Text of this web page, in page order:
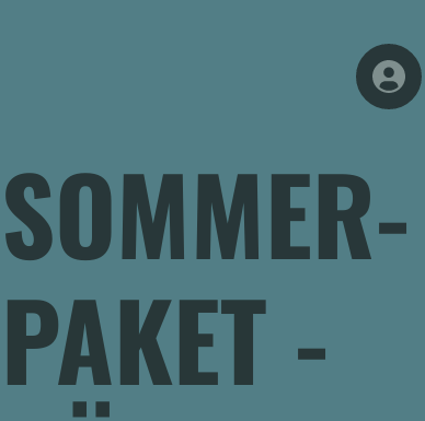
LOG IN
SOMMER-
PAKET -